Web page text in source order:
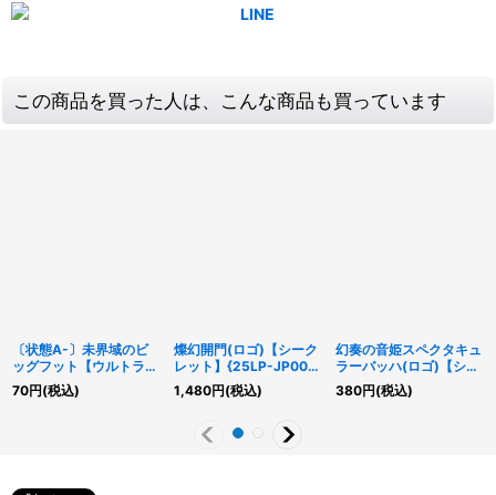
この商品を買った人は、こんな商品も買っています
〔状態A-〕未界域のビ
ッグフット【ウルトラ】
{EP19-JP021}《モンス
ター》
70円(税込)
燦幻開門(ロゴ)【シーク
レット】{25LP-JP008}
《魔法》
1,480円(税込)
幻奏の音姫スペクタキュ
ラーバッハ(ロゴ)【シー
クレット】{25LP-
JP006}《融合》
380円(税込)